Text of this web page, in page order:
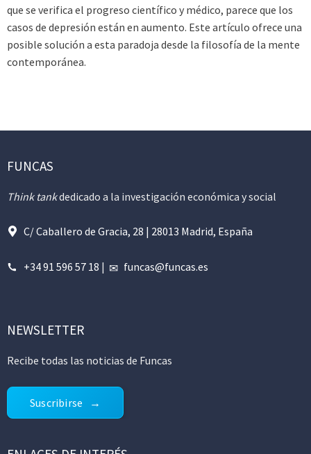
que se verifica el progreso científico y médico, parece que los
casos de depresión están en aumento. Este artículo ofrece una
posible solución a esta paradoja desde la filosofía de la mente
contemporánea.
FUNCAS
Think tankdedicado a la investigación económica y social
C/ Caballero de Gracia, 28 | 28013 Madrid, España
+34 91 596 57 18 | funcas@funcas.es
NEWSLETTER
Recibe todas las noticias de Funcas
Suscribirse